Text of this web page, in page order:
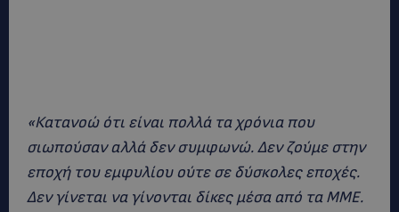
«Κατανοώ ότι είναι πολλά τα χρόνια που
σιωπούσαν αλλά δεν συμφωνώ. Δεν ζούμε στην
εποχή του εμφυλίου ούτε σε δύσκολες εποχές.
Δεν γίνεται να γίνονται δίκες μέσα από τα ΜΜΕ.